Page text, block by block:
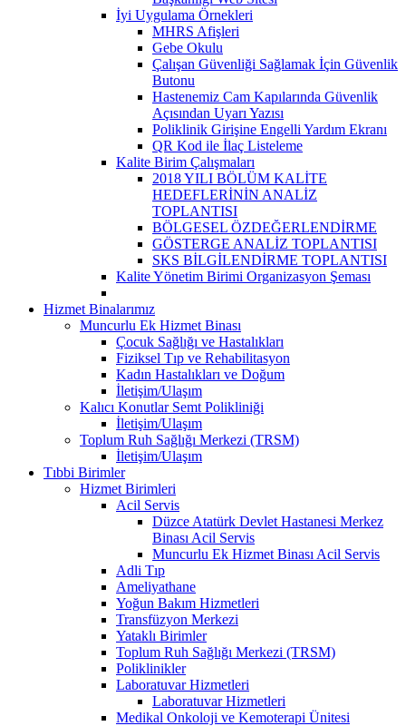
İyi Uygulama Örnekleri
MHRS Afişleri
Gebe Okulu
Çalışan Güvenliği Sağlamak İçin Güvenlik
Butonu
Hastenemiz Cam Kapılarında Güvenlik
Açısından Uyarı Yazısı
Poliklinik Girişine Engelli Yardım Ekranı
QR Kod ile İlaç Listeleme
Kalite Birim Çalışmaları
2018 YILI BÖLÜM KALİTE
HEDEFLERİNİN ANALİZ
TOPLANTISI
BÖLGESEL ÖZDEĞERLENDİRME
GÖSTERGE ANALİZ TOPLANTISI
SKS BİLGİLENDİRME TOPLANTISI
Kalite Yönetim Birimi Organizasyon Şeması
Hizmet Binalarımız
Muncurlu Ek Hizmet Binası
Çocuk Sağlığı ve Hastalıkları
Fiziksel Tıp ve Rehabilitasyon
Kadın Hastalıkları ve Doğum
İletişim/Ulaşım
Kalıcı Konutlar Semt Polikliniği
İletişim/Ulaşım
Toplum Ruh Sağlığı Merkezi (TRSM)
İletişim/Ulaşım
Tıbbi Birimler
Hizmet Birimleri
Acil Servis
Düzce Atatürk Devlet Hastanesi Merkez
Binası Acil Servis
Muncurlu Ek Hizmet Binası Acil Servis
Adli Tıp
Ameliyathane
Yoğun Bakım Hizmetleri
Transfüzyon Merkezi
Yataklı Birimler
Toplum Ruh Sağlığı Merkezi (TRSM)
Poliklinikler
Laboratuvar Hizmetleri
Laboratuvar Hizmetleri
Medikal Onkoloji ve Kemoterapi Ünitesi